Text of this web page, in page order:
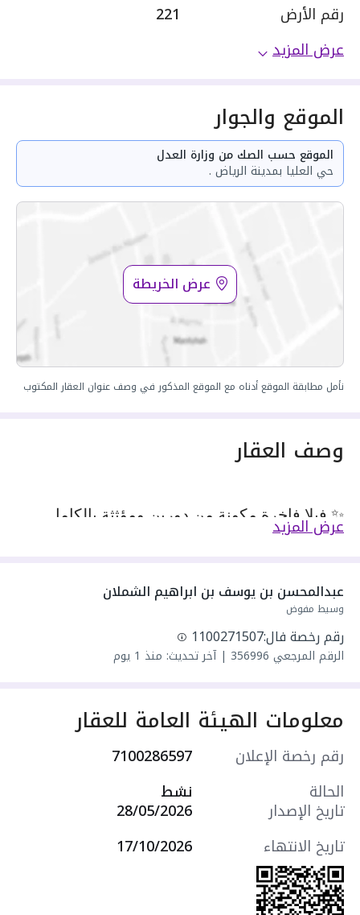
رقم الأرض
221
عرض المزيد
الموقع والجوار
الموقع حسب الصك من وزارة العدل
حي العليا بمدينة الرياض .
عرض الخريطة
نأمل مطابقة الموقع أدناه مع الموقع المذكور في وصف عنوان العقار المكتوب
وصف العقار
✨ فيلا فاخرة مكونة من دورين ومؤثثة بالكامل
بمواصفات استثنائية في أحد أرقى أحياء الرياض.
most prestigious neighborhoods.
📐 مساحة تتجاوز 450م².
📐 Over 450 sqm
أنيق.
🛏️ 6 spacious bedrooms and 2 elegant modern
living areas.
🚿 6 دورات مياه فاخرة.
🍽️ مطبخ متكامل بأحدث الأجهزة.
🍽️ Fully equipped kitchen
عرض المزيد
عبدالمحسن بن يوسف بن ابراهيم الشملان
وسيط مفوض
رقم رخصة فال:1100271507
الرقم المرجعي 356996
|آخر تحديث: منذ 1 يوم
معلومات الهيئة العامة للعقار
رقم رخصة الإعلان
7100286597
الحالة
نشط
تاريخ الإصدار
28/05/2026
تاريخ الانتهاء
17/10/2026